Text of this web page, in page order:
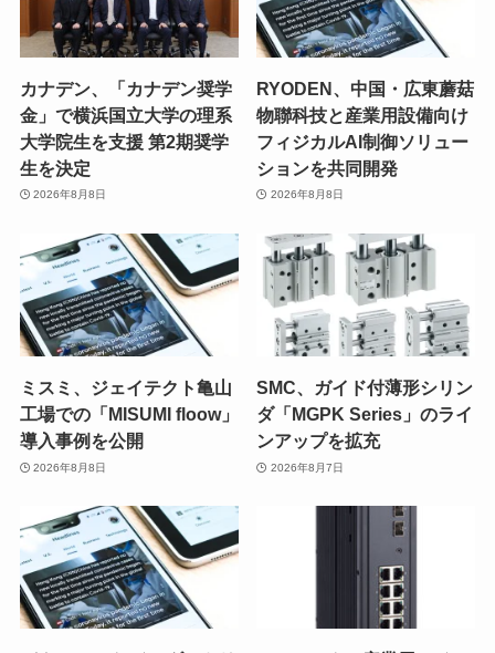
カナデン、「カナデン奨学
金」で横浜国立大学の理系
大学院生を支援 第2期奨学
生を決定
2026年8月8日
RYODEN、中国・広東蘑菇
物聯科技と産業用設備向け
フィジカルAI制御ソリュー
ションを共同開発
2026年8月8日
ミスミ、ジェイテクト亀山
工場での「MISUMI floow」
導入事例を公開
2026年8月8日
SMC、ガイド付薄形シリン
ダ「MGPK Series」のライ
ンアップを拡充
2026年8月7日